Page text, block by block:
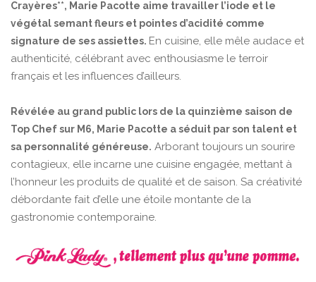
Crayères**, Marie Pacotte aime travailler l’iode et le
végétal semant fleurs et pointes d’acidité comme
signature de ses assiettes. En cuisine, elle mêle audace et
authenticité, célébrant avec enthousiasme le terroir
français et les influences d’ailleurs.
Révélée au grand public lors de la quinzième saison de
Top Chef sur M6, Marie Pacotte a séduit par son talent et
sa personnalité généreuse. Arborant toujours un sourire
contagieux, elle incarne une cuisine engagée, mettant à
l’honneur les produits de qualité et de saison. Sa créativité
débordante fait d’elle une étoile montante de la
gastronomie contemporaine.